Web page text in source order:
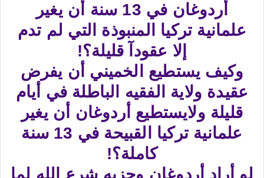
أردوغان في 13 سنة أن يغير
علمانية تركيا المنبوذة التي لم تدم
إلا عقودآ قليلة؟!
وكيف يستطيع الخميني أن يفرض
عقيدة ولاية الفقيه الباطلة في أيام
قليلة ولايستطيع أردوغان أن يغير
علمانية تركيا القبيحة في 13 سنة
كاملة؟!
لو أراد أردوغان وحزبه شرع الله لما